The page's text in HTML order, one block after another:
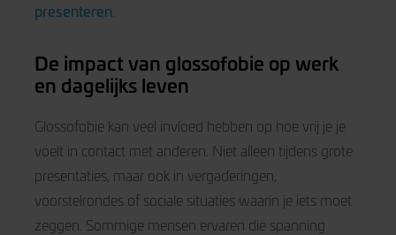
presenteren.
De impact van glossofobie op werk
en dagelijks leven
Glossofobie kan veel invloed hebben op hoe vrij je je
voelt in contact met anderen. Niet alleen tijdens grote
presentaties, maar ook in vergaderingen,
voorstelrondes of sociale situaties waarin je iets moet
zeggen. Sommige mensen ervaren die spanning